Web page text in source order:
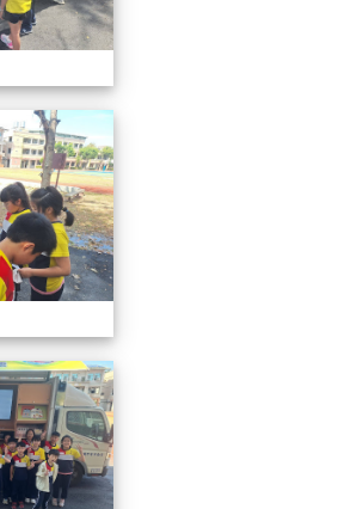
20260302行動英語村巡迴教
20260302行動英語村巡迴教